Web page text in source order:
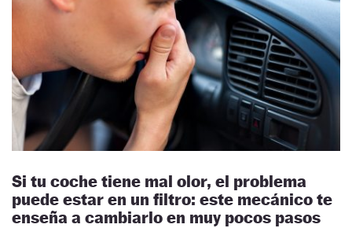
Si tu coche tiene mal olor, el problema
puede estar en un filtro: este mecánico te
enseña a cambiarlo en muy pocos pasos